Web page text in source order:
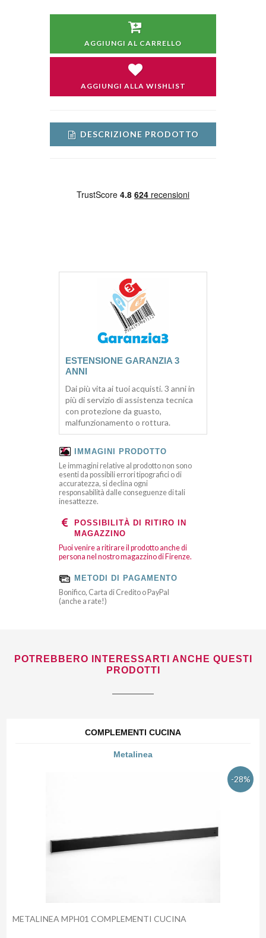
AGGIUNGI AL CARRELLO
AGGIUNGI ALLA WISHLIST
DESCRIZIONE PRODOTTO
ESTENSIONE GARANZIA 3
ANNI
Dai più vita ai tuoi acquisti. 3 anni in
più di servizio di assistenza tecnica
con protezione da guasto,
malfunzionamento o rottura.
IMMAGINI PRODOTTO
Le immagini relative al prodotto non sono
esenti da possibili errori tipografici o di
accuratezza, si declina ogni
responsabilità dalle conseguenze di tali
inesattezze.
POSSIBILITÀ DI RITIRO IN
MAGAZZINO
Puoi venire a ritirare il prodotto anche di
persona nel nostro magazzino di Firenze.
METODI DI PAGAMENTO
Bonifico, Carta di Credito o PayPal
(anche a rate!)
POTREBBERO INTERESSARTI ANCHE QUESTI
PRODOTTI
COMPLEMENTI CUCINA
Metalinea
-28%
METALINEA MPH01 COMPLEMENTI CUCINA